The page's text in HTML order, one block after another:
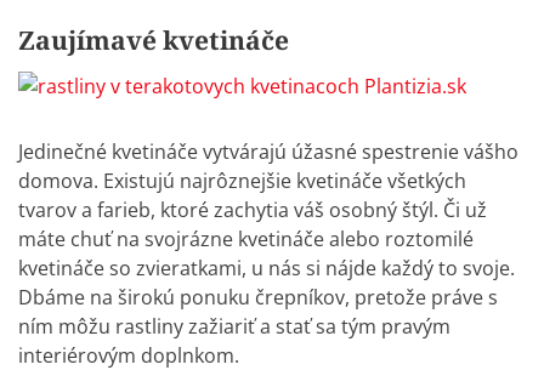
Zaujímavé kvetináče
Jedinečné kvetináče vytvárajú úžasné spestrenie vášho
domova. Existujú najrôznejšie kvetináče všetkých
tvarov a farieb, ktoré zachytia váš osobný štýl. Či už
máte chuť na svojrázne kvetináče alebo roztomilé
kvetináče so zvieratkami, u nás si nájde každý to svoje.
Dbáme na širokú ponuku črepníkov, pretože práve s
ním môžu rastliny zažiariť a stať sa tým pravým
interiérovým doplnkom.